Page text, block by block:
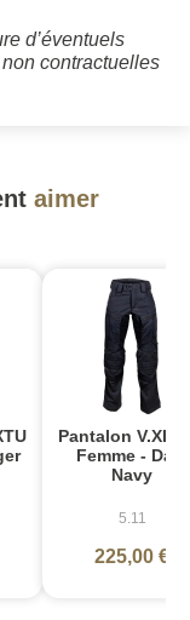
d’éventuels
contractuelles
aimer
Pantalon V.XI
Femme - Dark
Navy
5.11
225,00 €